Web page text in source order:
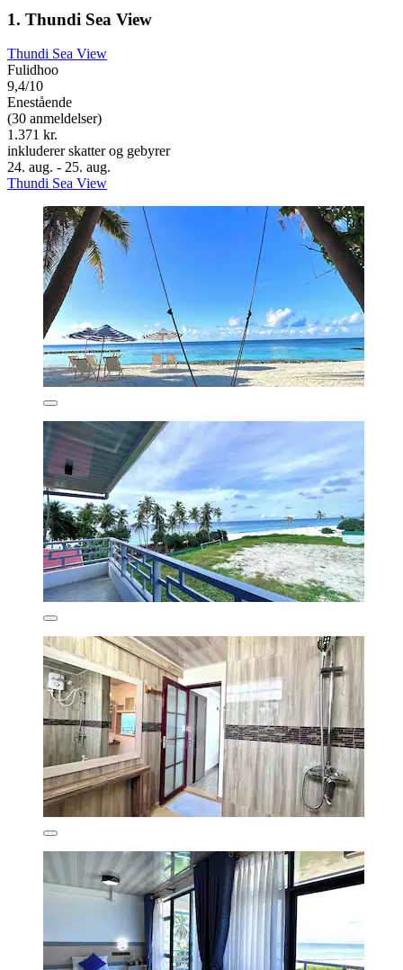
1. Thundi Sea View
Thundi Sea View
Fulidhoo
9,4/10
Enestående
(30 anmeldelser)
1.371 kr.
inkluderer skatter og gebyrer
24. aug. - 25. aug.
Thundi Sea View